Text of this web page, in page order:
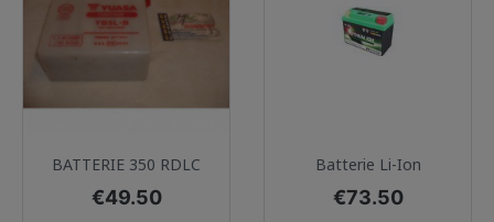
BATTERIE 350 RDLC
Price
€49.50
Batterie Li-Ion
Price
€73.50